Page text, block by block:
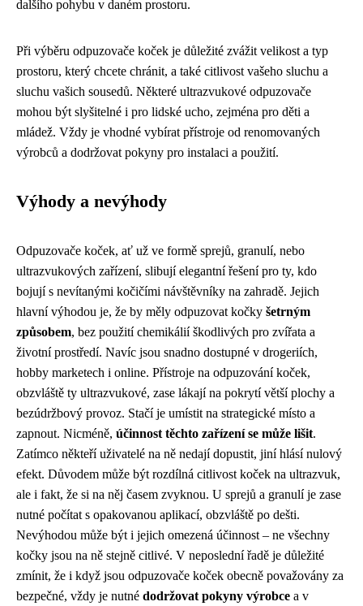
dalšího pohybu v daném prostoru.
Při výběru odpuzovače koček je důležité zvážit velikost a typ
prostoru, který chcete chránit, a také citlivost vašeho sluchu a
sluchu vašich sousedů. Některé ultrazvukové odpuzovače
mohou být slyšitelné i pro lidské ucho, zejména pro děti a
mládež. Vždy je vhodné vybírat přístroje od renomovaných
výrobců a dodržovat pokyny pro instalaci a použití.
Výhody a nevýhody
Odpuzovače koček, ať už ve formě sprejů, granulí, nebo
ultrazvukových zařízení, slibují elegantní řešení pro ty, kdo
bojují s nevítanými kočičími návštěvníky na zahradě. Jejich
hlavní výhodou je, že by měly odpuzovat kočky šetrným
způsobem, bez použití chemikálií škodlivých pro zvířata a
životní prostředí. Navíc jsou snadno dostupné v drogeriích,
hobby marketech i online. Přístroje na odpuzování koček,
obzvláště ty ultrazvukové, zase lákají na pokrytí větší plochy a
bezúdržbový provoz. Stačí je umístit na strategické místo a
zapnout. Nicméně, účinnost těchto zařízení se může lišit.
Zatímco někteří uživatelé na ně nedají dopustit, jiní hlásí nulový
efekt. Důvodem může být rozdílná citlivost koček na ultrazvuk,
ale i fakt, že si na něj časem zvyknou. U sprejů a granulí je zase
nutné počítat s opakovanou aplikací, obzvláště po dešti.
Nevýhodou může být i jejich omezená účinnost – ne všechny
kočky jsou na ně stejně citlivé. V neposlední řadě je důležité
zmínit, že i když jsou odpuzovače koček obecně považovány za
bezpečné, vždy je nutné dodržovat pokyny výrobce a v